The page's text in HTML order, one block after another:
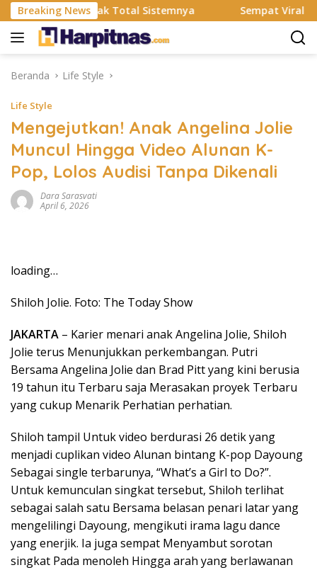
Langsung
ke
konten
Breaking News
Resmi Rombak Total Sistemnya Sempat Viral Gaya
Beranda Life Style
Life Style
Mengejutkan! Anak Angelina Jolie
Muncul Hingga Video Alunan K-
Pop, Lolos Audisi Tanpa Dikenali
Dara Sarasvati
April 6, 2026
loading…
Shiloh Jolie. Foto: The Today Show
JAKARTA – Karier menari anak Angelina Jolie, Shiloh
Jolie terus Menunjukkan perkembangan. Putri
Bersama Angelina Jolie dan Brad Pitt yang kini berusia
19 tahun itu Terbaru saja Merasakan proyek Terbaru
yang cukup Menarik Perhatian perhatian.
Shiloh tampil Untuk video berdurasi 26 detik yang
menjadi cuplikan video Alunan bintang K-pop Dayoung
Sebagai single terbarunya, “What’s a Girl to Do?”.
Untuk kemunculan singkat tersebut, Shiloh terlihat
sebagai salah satu Bersama belasan penari latar yang
mengelilingi Dayoung, mengikuti irama lagu dance
yang enerjik. Ia juga sempat Menyambut sorotan
singkat Pada menoleh Hingga arah yang berlawanan